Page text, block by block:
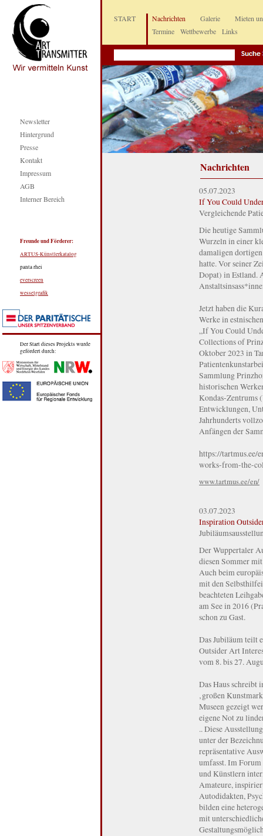
Newsletter
Hintergrund
Presse
Kontakt
Impressum
AGB
Interner Bereich
Freunde und Förderer:
ARTUS-Künstlerkatalog
panta rhei
everscreen
wesselgrafik
Der Start dieses Projekts wurde
gefördert durch:
START
Nachrichten
Termine
Wettbewerbe Links
Galerie Mieten
Nachrichten
05.07.2023
If You Could
Vergleichende
Die heutige
Wurzeln in einer
damaligen
hatte. Vor seiner
Dopat) in Estland.
Jetzt haben die
Werke in
„If You Could
Collections of
Oktober 2023 in
Sammlung
historischen
Kondas-Zentrums
Entwicklungen,
Jahrhunderts
Anfängen der
https://tartmus.ee/
works-from-the-
www.tartmus.ee/en/
03.07.2023
Inspiration
Der Wuppertaler
diesen Sommer
Auch beim
mit den
beachteten
am See in 2016
schon zu Gast.
Das Jubiläum teilt
Outsider Art
vom 8. bis 27.
Das Haus schreibt
‚großen
Museen gezeigt
eigene Not zu
.. Diese
unter der
repräsentative
umfasst. Im
und Künstlern
Amateure,
Autodidakten,
bilden eine
mit